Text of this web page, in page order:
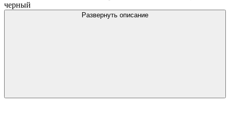
черный
Развернуть описание